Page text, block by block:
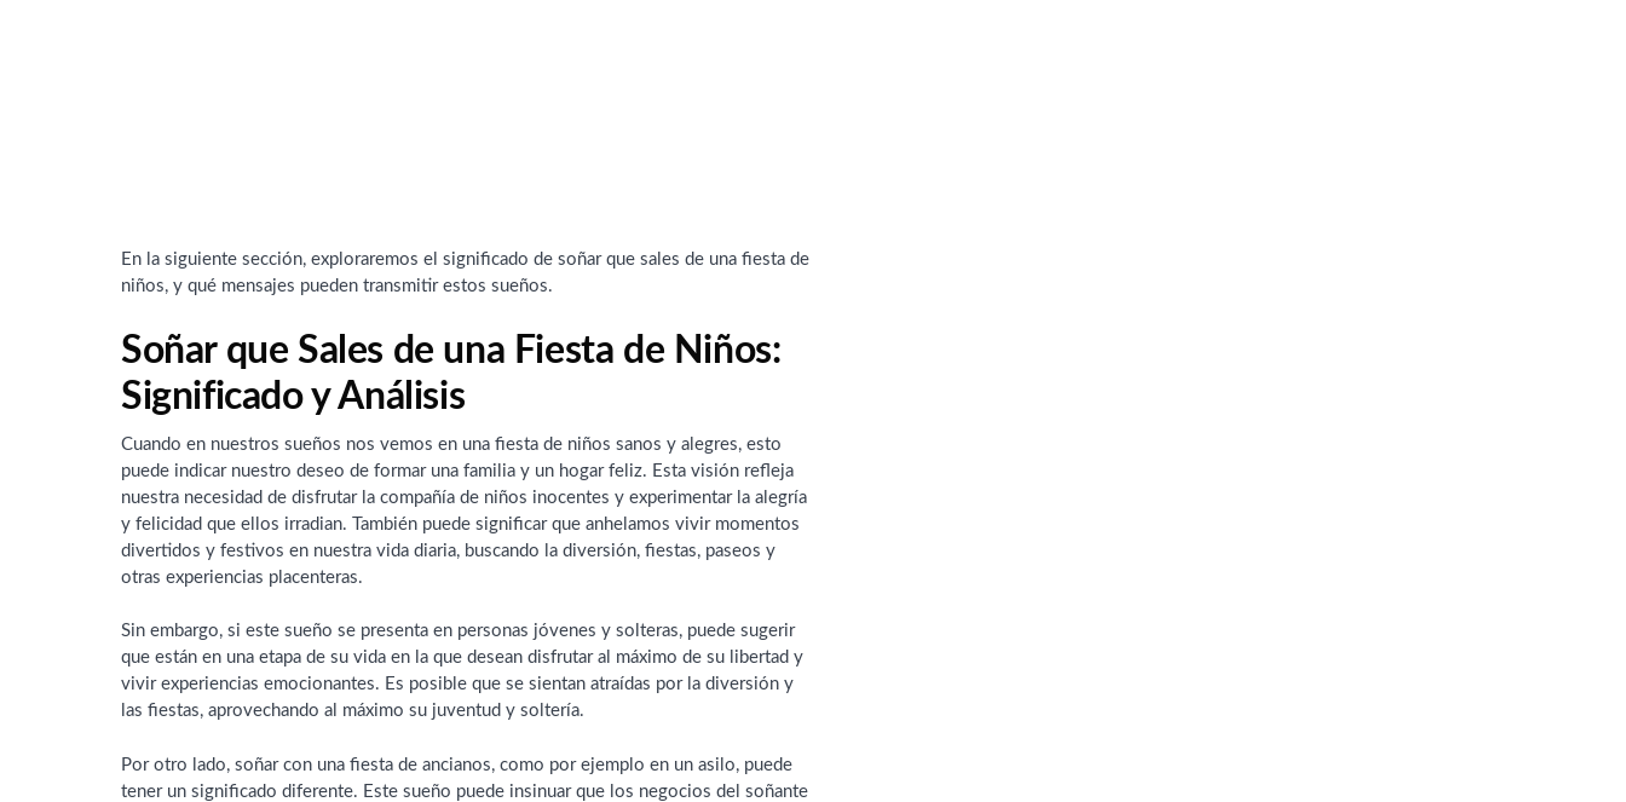
En la siguiente sección, exploraremos el significado de soñar que sales de una fiesta de
niños, y qué mensajes pueden transmitir estos sueños.
Soñar que Sales de una Fiesta de Niños:
Significado y Análisis
Cuando en nuestros sueños nos vemos en una fiesta de niños sanos y alegres, esto
puede indicar nuestro deseo de formar una familia y un hogar feliz. Esta visión refleja
nuestra necesidad de disfrutar la compañía de niños inocentes y experimentar la alegría
y felicidad que ellos irradian. También puede significar que anhelamos vivir momentos
divertidos y festivos en nuestra vida diaria, buscando la diversión, fiestas, paseos y
otras experiencias placenteras.
Sin embargo, si este sueño se presenta en personas jóvenes y solteras, puede sugerir
que están en una etapa de su vida en la que desean disfrutar al máximo de su libertad y
vivir experiencias emocionantes. Es posible que se sientan atraídas por la diversión y
las fiestas, aprovechando al máximo su juventud y soltería.
Por otro lado, soñar con una fiesta de ancianos, como por ejemplo en un asilo, puede
tener un significado diferente. Este sueño puede insinuar que los negocios del soñante